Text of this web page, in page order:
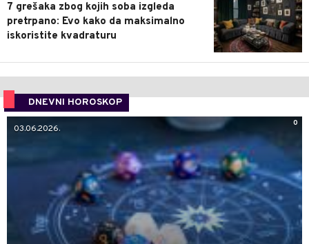
7 grešaka zbog kojih soba izgleda
pretrpano: Evo kako da maksimalno
iskoristite kvadraturu
DNEVNI HOROSKOP
0
03.06.2026.